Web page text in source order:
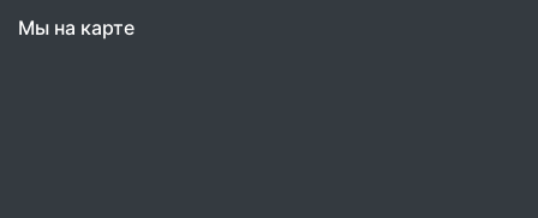
Мы на карте